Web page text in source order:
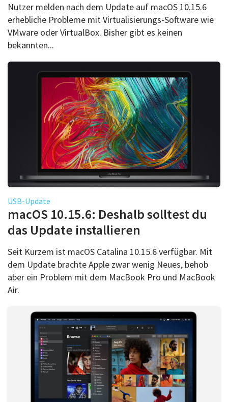
Nutzer melden nach dem Update auf macOS 10.15.6
erhebliche Probleme mit Virtualisierungs-Software wie
VMware oder VirtualBox. Bisher gibt es keinen
bekannten...
USB-Update
macOS 10.15.6: Deshalb solltest du
das Update installieren
Seit Kurzem ist macOS Catalina 10.15.6 verfügbar. Mit
dem Update brachte Apple zwar wenig Neues, behob
aber ein Problem mit dem MacBook Pro und MacBook
Air.